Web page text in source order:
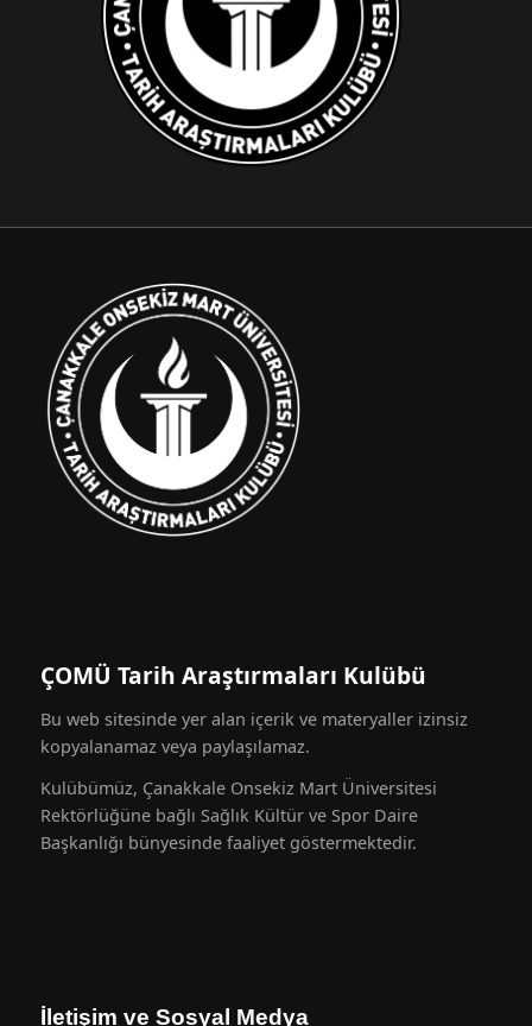
ÇOMÜ Tarih Araştırmaları Kulübü
Bu web sitesinde yer alan içerik ve materyaller izinsiz
kopyalanamaz veya paylaşılamaz.
Kulübümüz, Çanakkale Onsekiz Mart Üniversitesi
Rektörlüğüne bağlı Sağlık Kültür ve Spor Daire
Başkanlığı bünyesinde faaliyet göstermektedir.
İletişim ve Sosyal Medya